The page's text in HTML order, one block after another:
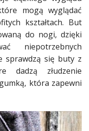
mogą wyglądać
kształtach. But
do nogi, dzięki
niepotrzebnych
sprawdzą się buty z
dadzą złudzenie
która zapewni